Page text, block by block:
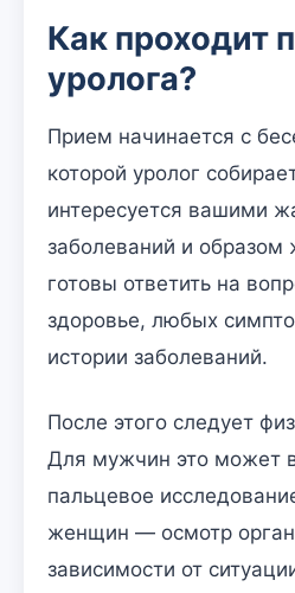
Как проходит
уролога?
Прием начинается с
которой уролог
интересуется вашими
заболеваний и образом
готовы ответить на
здоровье, любых
истории заболеваний.
После этого следует
Для мужчин это может
пальцевое
женщин — осмотр
зависимости от